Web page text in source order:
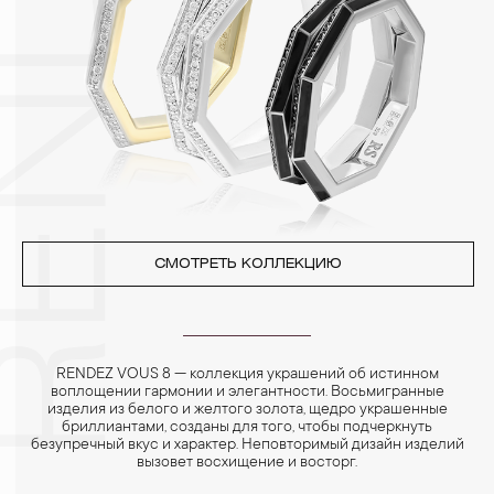
Особенно беречь от воздействия влаги, необходимо
позолоченные изделия. Также высокую влажность плохо
переносят жемчуг, бирюза, малахит и янтарь.
4. Специалисты обычно рекомендуют чистить украшения не
реже одного раза в месяц, а также регулярно протирать их
фланелевой или замшевой салфеткой.
СМОТРЕТЬ КОЛЛЕКЦИЮ
RENDEZ VOUS 8 — коллекция украшений об истинном
воплощении гармонии и элегантности. Восьмигранные
изделия из белого и желтого золота, щедро украшенные
бриллиантами, созданы для того, чтобы подчеркнуть
безупречный вкус и характер. Неповторимый дизайн изделий
вызовет восхищение и восторг.